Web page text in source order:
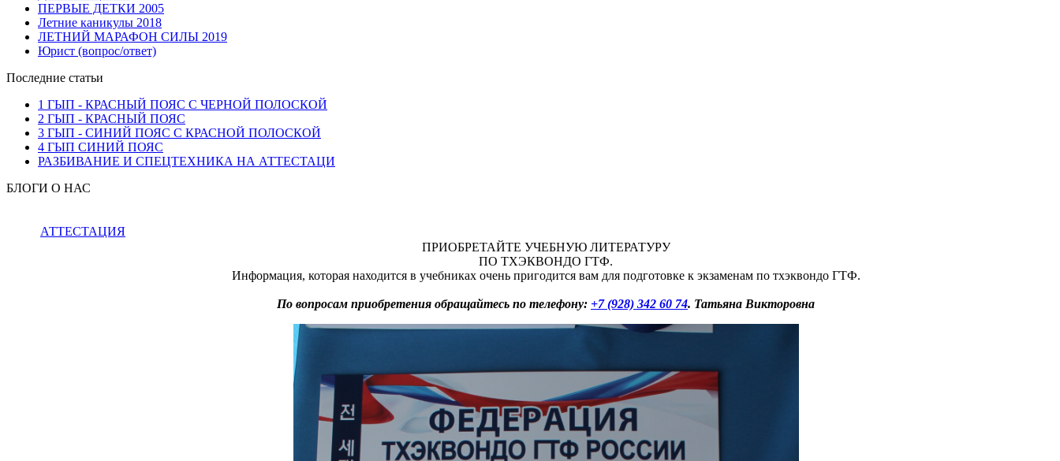
ПЕРВЫЕ ДЕТКИ 2005
Летние каникулы 2018
ЛЕТНИЙ МАРАФОН СИЛЫ 2019
Юрист (вопрос/ответ)
Последние статьи
1 ГЫП - КРАСНЫЙ ПОЯС С ЧЕРНОЙ ПОЛОСКОЙ
2 ГЫП - КРАСНЫЙ ПОЯС
3 ГЫП - СИНИЙ ПОЯС С КРАСНОЙ ПОЛОСКОЙ
4 ГЫП СИНИЙ ПОЯС
РАЗБИВАНИЕ И СПЕЦТЕХНИКА НА АТТЕСТАЦИ
БЛОГИ О НАС
АТТЕСТАЦИЯ
ПРИОБРЕТАЙТЕ УЧЕБНУЮ ЛИТЕРАТУРУ
ПО ТХЭКВОНДО ГТФ.
Информация, которая находится в учебниках очень пригодится вам для подготовке к экзаменам по тхэквондо ГТФ.
По вопросам приобретения обращайтесь по телефону: +7 (928) 342 60 74. Татьяна Викторовна